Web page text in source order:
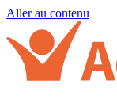
Aller au contenu